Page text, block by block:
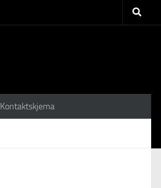
Kontaktskjema